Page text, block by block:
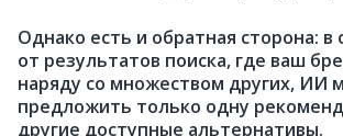
Однако есть и обратная сторона: в
от результатов поиска, где ваш
наряду со множеством других, ИИ
предложить только одну
другие доступные альтернативы.